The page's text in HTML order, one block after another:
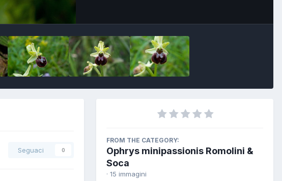
Seguaci 0
FROM THE CATEGORY:
Ophrys minipassionis Romolini &
Soca
· 15 immagini